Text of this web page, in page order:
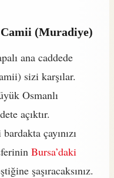
(Muradiye)
ana caddede
sizi karşılar.
Osmanlı
açıktır.
çayınızı
Bursa’daki
şaşıracaksınız.